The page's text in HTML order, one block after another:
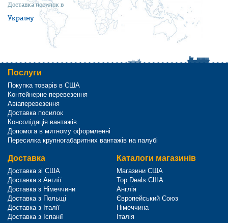
Доставка посилок в
Україну
Послуги
Покупка товарів в США
Контейнерне перевезення
Авіаперевезення
Доставка посилок
Консолідація вантажів
Допомога в митному оформленні
Пересилка крупногабаритних вантажів на палубі
Доставка
Доставка зі США
Доставка з Англії
Доставка з Німеччини
Доставка з Польщі
Доставка з Італії
Доставка з Іспанії
Каталоги магазинів
Магазини США
Top Deals США
Англія
Європейський Союз
Німеччина
Італія